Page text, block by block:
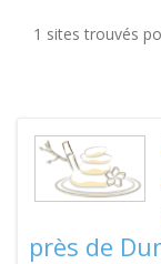
1 sites trouvés
près de